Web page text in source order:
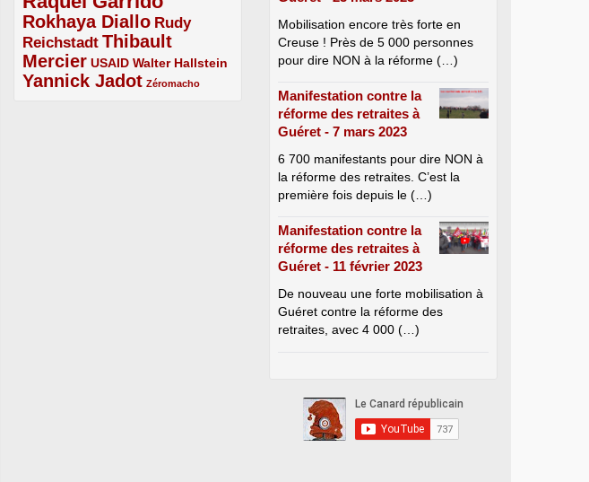
Rokhaya Diallo
4/5
Rudy
Reichstadt
3/5
Thibault
Mercier
4/5 USAID
2/5 Walter Hallstein
2/5
Yannick Jadot
4/5 Zéromacho
1/5
Mobilisation encore très forte en
Creuse ! Près de 5 000 personnes
pour dire NON à la réforme (…)
Manifestation contre la
réforme des retraites à
Guéret - 7 mars 2023
6 700 manifestants pour dire NON à
la réforme des retraites. C’est la
première fois depuis le (…)
Manifestation contre la
réforme des retraites à
Guéret - 11 février 2023
De nouveau une forte mobilisation à
Guéret contre la réforme des
retraites, avec 4 000 (…)